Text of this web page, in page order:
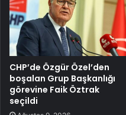
CHP’de Özgür Özel’den
boşalan Grup Başkanlığı
görevine Faik Öztrak
seçildi